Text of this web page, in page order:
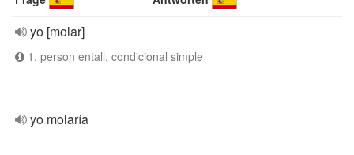
yo [molar]
1. person entall, condicional simple
yo molaría